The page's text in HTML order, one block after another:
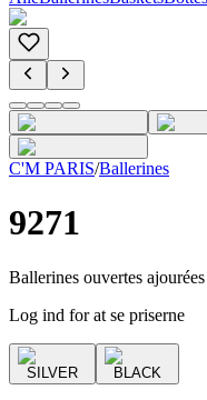
C'M PARIS/Ballerines
9271
Ballerines ouvertes
Log ind for at se priserne
SILVER BLACK